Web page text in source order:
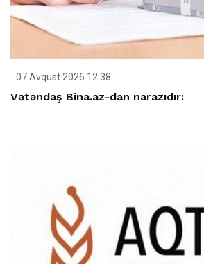
07 Avqust 2026 12:38
Vətəndaş Bina.az-dan narazıdır: